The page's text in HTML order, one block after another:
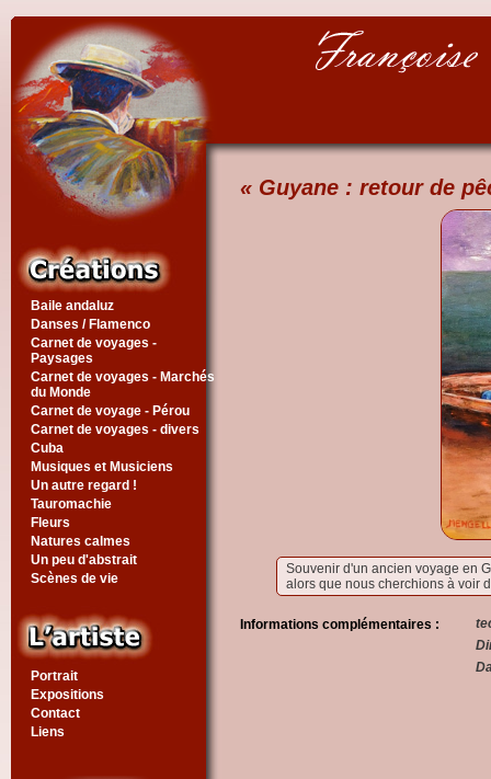
Baile andaluz
Danses / Flamenco
Carnet de voyages -
Paysages
Carnet de voyages - Marchés
du Monde
Carnet de voyage - Pérou
Carnet de voyages - divers
Cuba
Musiques et Musiciens
Un autre regard !
Tauromachie
Fleurs
Natures calmes
Un peu d'abstrait
Scènes de vie
Portrait
Expositions
Contact
Liens
« Guyane : retour de
Souvenir d'un ancien voyage en
alors que nous cherchions à voir
Informations complémentaires :